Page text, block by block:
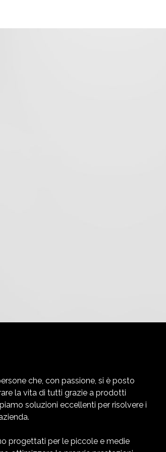
che, con passione, si è posto
la vita di tutti grazie a prodotti
soluzioni eccellenti per risolvere i
progettati per le piccole e medie